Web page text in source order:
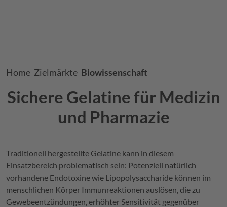
Breadcrumb
Home Zielmärkte Biowissenschaft
Sichere Gelatine für Medizin
und Pharmazie
Traditionell hergestellte Gelatine kann in diesem
Einsatzbereich problematisch sein: Potenziell natürlich
vorhandene Endotoxine wie Lipopolysaccharide können im
menschlichen Körper Immunreaktionen auslösen, die zu
Gewebeentzündungen, erhöhter Sensitivität gegenüber